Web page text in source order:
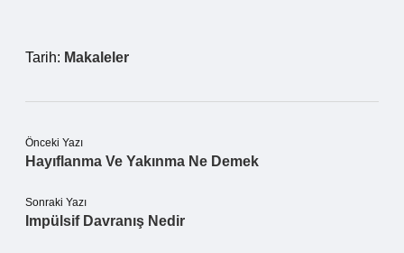
Tarih: Makaleler
Önceki Yazı
Hayıflanma Ve Yakınma Ne Demek
Sonraki Yazı
Impülsif Davranış Nedir